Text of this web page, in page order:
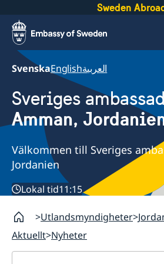
Sweden
SvenskaEnglishالعربية
Sveriges ambassad
Amman,
Välkommen till Sveriges
Jordanien
Lokal tid11:15
Utlandsmyndigheter
Aktuellt Nyheter